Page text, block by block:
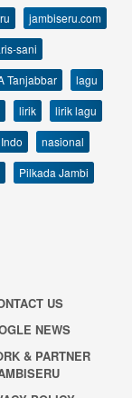
jambiseru.com
sani
Tanjabbar
lagu
lirik
lirik lagu
nasional
Pilkada Jambi
US
NEWS
& PARTNER